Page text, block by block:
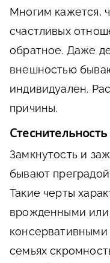
Многим кажется,
счастливых
обратное. Даже
внешностью
индивидуален.
причины.
Стеснительность
Замкнутость и
бывают
Такие черты
врожденными
семьях